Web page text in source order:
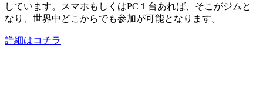
しています。スマホもしくはPC１台あれば、そこがジムと
なり、世界中どこからでも参加が可能となります。
詳細はコチラ